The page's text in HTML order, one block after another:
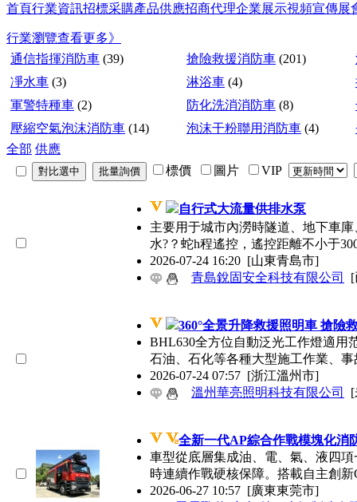
首頁行業資訊招標采購產品供應招商代理企業展示視頻宣傳展
行業瀏覽查看更多》
通信指揮消防車 (39) 搶險救援消防車 (201)
凈水車 (3) 淋浴車 (4)
軍警特種車 (2) 防化洗消消防車 (8)
壓縮空氣泡沫消防車 (14) 泡沫干粉聯用消防車 (4)
全部 供應
標價
圖片 VIP
自行式大流量供排水泵
主要用于城市內澇時隧道、地下車庫
水?？蛇h程遙控，遙控距離
2026-07-24 16:20 [山東青島市]
青島銳固安全科技有限公司
[
360°全景升降救援照明車 搶險
BHL630全方位自動泛光工作燈適用范
石油、石化等各種大型施工作業、事故
2026-07-24 07:57 [浙江溫州市]
溫州華亮照明科技有限公司
[
全新一代AP綜合作戰模塊化消
車型從底層集成油、電、氣、
時連續作戰硬核保障。搭載自主創新
2026-06-27 10:57 [廣東東莞市]